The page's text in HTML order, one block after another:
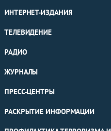
ИНТЕРНЕТ-ИЗДАНИЯ
ТЕЛЕВИДЕНИЕ
РАДИО
ЖУРНАЛЫ
ПРЕСС-ЦЕНТРЫ
РАСКРЫТИЕ ИНФОРМАЦИИ